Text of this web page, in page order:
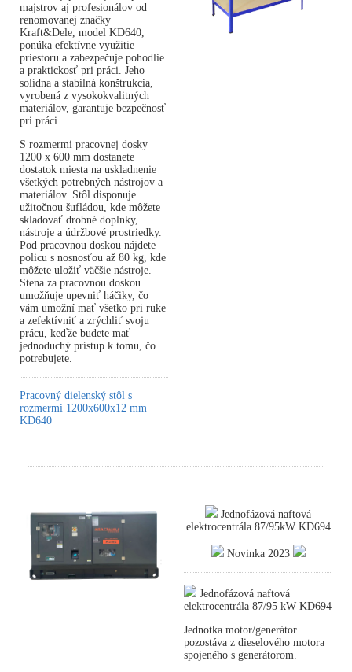
majstrov aj profesionálov od
renomovanej značky
Kraft&Dele, model KD640,
ponúka efektívne využitie
priestoru a zabezpečuje pohodlie
a praktickosť pri práci. Jeho
solídna a stabilná konštrukcia,
vyrobená z vysokokvalitných
materiálov, garantuje bezpečnosť
pri práci.
S rozmermi pracovnej dosky
1200 x 600 mm dostanete
dostatok miesta na uskladnenie
všetkých potrebných nástrojov a
materiálov. Stôl disponuje
užitočnou šufládou, kde môžete
skladovať drobné doplnky,
nástroje a údržbové prostriedky.
Pod pracovnou doskou nájdete
policu s nosnosťou až 80 kg, kde
môžete uložiť väčšie nástroje.
Stena za pracovnou doskou
umožňuje upevniť háčiky, čo
vám umožní mať všetko pri ruke
a zefektívniť a zrýchliť svoju
prácu, keďže budete mať
jednoduchý prístup k tomu, čo
potrebujete.
Pracovný dielenský stôl s
rozmermi 1200x600x12 mm
KD640
Jednofázová naftová
elektrocentrála 87/95kW KD694
Novinka 2023
Jednofázová naftová
elektrocentrála 87/95 kW KD694
Jednotka motor/generátor
pozostáva z dieselového motora
spojeného s generátorom.